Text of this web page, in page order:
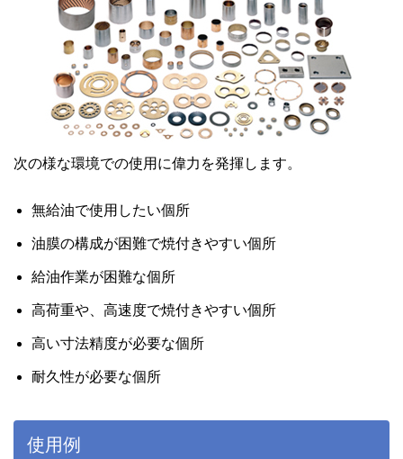
次の様な環境での使用に偉力を発揮します。
無給油で使用したい個所
油膜の構成が困難で焼付きやすい個所
給油作業が困難な個所
高荷重や、高速度で焼付きやすい個所
高い寸法精度が必要な個所
耐久性が必要な個所
使用例